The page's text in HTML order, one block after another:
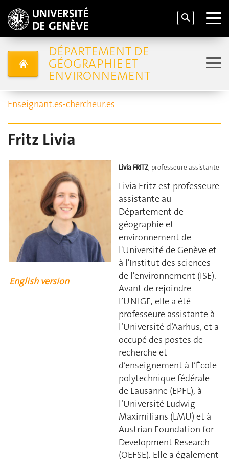
DÉPARTEMENT DE
GÉOGRAPHIE ET
ENVIRONNEMENT
Enseignant.es-chercheur.es
Fritz Livia
English version
Livia FRITZ, professeure assistante
Livia Fritz est professeure
assistante au
Département de
géographie et
environnement de
l'Université de Genève et
à l'Institut des sciences
de l'environnement (ISE).
Avant de rejoindre
l’UNIGE, elle a été
professeure assistante à
l’Université d’Aarhus, et a
occupé des postes de
recherche et
d’enseignement à l’École
polytechnique fédérale
de Lausanne (EPFL), à
l’Université Ludwig-
Maximilians (LMU) et à
Austrian Foundation for
Development Research
(OEFSE). Elle a également